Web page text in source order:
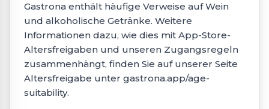
Gastrona enthält häufige Verweise auf Wein
und alkoholische Getränke. Weitere
Informationen dazu, wie dies mit App-Store-
Altersfreigaben und unseren Zugangsregeln
zusammenhängt, finden Sie auf unserer Seite
Altersfreigabe unter gastrona.app/age-
suitability.